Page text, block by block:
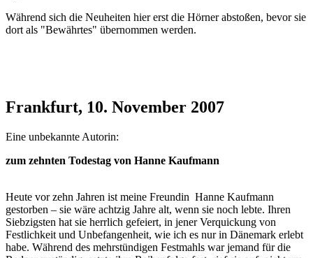
Während sich die Neuheiten hier erst die Hörner abstoßen, bevor sie
dort als "Bewährtes" übernommen werden.
Frankfurt, 10. November 2007
Eine unbekannte Autorin:
zum zehnten Todestag von Hanne Kaufmann
Heute vor zehn Jahren ist meine Freundin Hanne Kaufmann
gestorben – sie wäre achtzig Jahre alt, wenn sie noch lebte. Ihren
Siebzigsten hat sie herrlich gefeiert, in jener Verquickung von
Festlichkeit und Unbefangenheit, wie ich es nur in Dänemark erlebt
habe. Während des mehrstündigen Festmahls war jemand für die